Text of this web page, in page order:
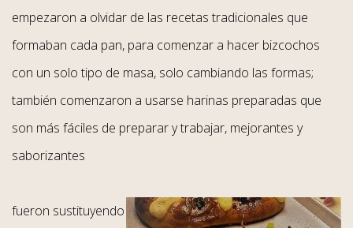
empezaron a olvidar de las recetas tradicionales que
formaban cada pan, para comenzar a hacer bizcochos
con un solo tipo de masa, solo cambiando las formas;
también comenzaron a usarse harinas preparadas que
son más fáciles de preparar y trabajar, mejorantes y
saborizantes
fueron sustituyendo